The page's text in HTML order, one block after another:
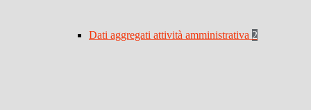
Dati aggregati attività amministrativa 2